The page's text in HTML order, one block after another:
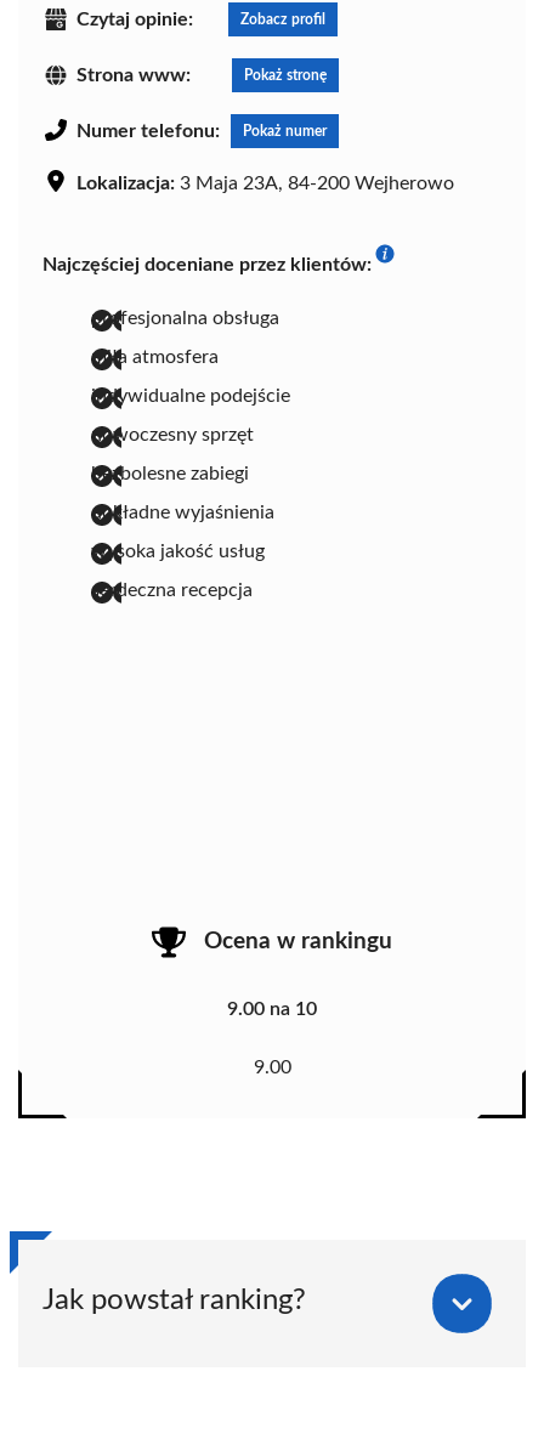
Czytaj opinie: Zobacz profil
Strona www: Pokaż stronę
Numer telefonu: Pokaż numer
Lokalizacja: 3 Maja 23A, 84-200 Wejherowo
Najczęściej doceniane przez klientów:
profesjonalna obsługa
miła atmosfera
indywidualne podejście
nowoczesny sprzęt
bezbolesne zabiegi
dokładne wyjaśnienia
wysoka jakość usług
serdeczna recepcja
Ocena w rankingu
9.00 na 10
9.00
Jak powstał ranking?